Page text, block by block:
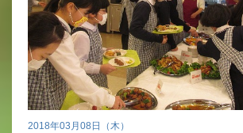
2018年03月08日（木）